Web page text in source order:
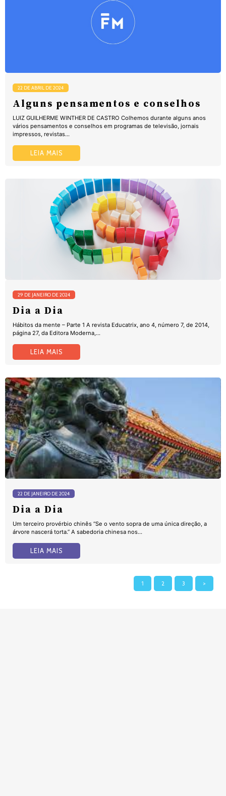
22 DE ABRIL DE 2024
Alguns pensamentos e conselhos
LUIZ GUILHERME WINTHER DE CASTRO Colhemos durante alguns anos
vários pensamentos e conselhos em programas de televisão, jornais
impressos, revistas...
LEIA MAIS
29 DE JANEIRO DE 2024
Dia a Dia
Hábitos da mente – Parte 1 A revista Educatrix, ano 4, número 7, de 2014,
página 27, da Editora Moderna,...
LEIA MAIS
22 DE JANEIRO DE 2024
Dia a Dia
Um terceiro provérbio chinês “Se o vento sopra de uma única direção, a
árvore nascerá torta.” A sabedoria chinesa nos...
LEIA MAIS
1 2 3 >